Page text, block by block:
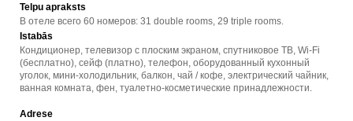
Telpu apraksts
В отеле всего 60 номеров: 31 double rooms, 29 triple rooms.
Istabās
Кондиционер, телевизор с плоским экраном, спутниковое ТВ, Wi-Fi
(бесплатно), сейф (платно), телефон, оборудованный кухонный
уголок, мини-холодильник, балкон, чай / кофе, электрический чайник,
ванная комната, фен, туалетно-косметические принадлежности.
Adrese